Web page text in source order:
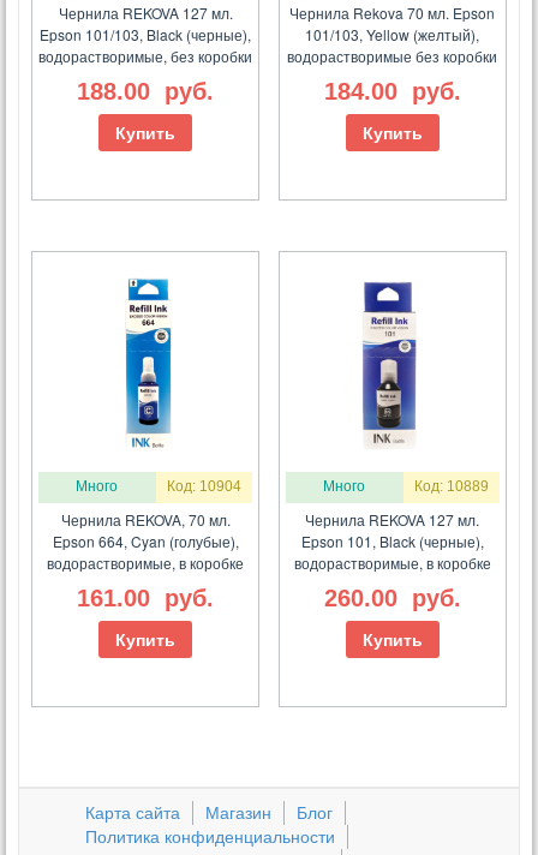
Чернила REKOVA 127 мл.
Epson 101/103, Black (черные),
водорастворимые, без коробки
188.00 руб.
Купить
Чернила Rekova 70 мл. Epson
101/103, Yellow (желтый),
водорастворимые без коробки
184.00 руб.
Купить
Много Код: 10904
Чернила REKOVA, 70 мл.
Epson 664, Cyan (голубые),
водорастворимые, в коробке
161.00 руб.
Купить
Много Код: 10889
Чернила REKOVA 127 мл.
Epson 101, Black (черные),
водорастворимые, в коробке
260.00 руб.
Купить
Карта сайта Магазин
Блог
Политика конфиденциальности